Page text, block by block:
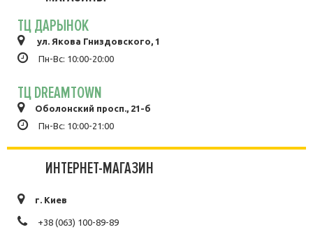
ТЦ ДАРЫНОК
ул. Якова Гниздовского, 1
Пн-Вс: 10:00-20:00
ТЦ DREAMTOWN
Оболонский просп., 21-б
Пн-Вс: 10:00-21:00
ИНТЕРНЕТ-МАГАЗИН
г. Киев
+38 (063) 100-89-89